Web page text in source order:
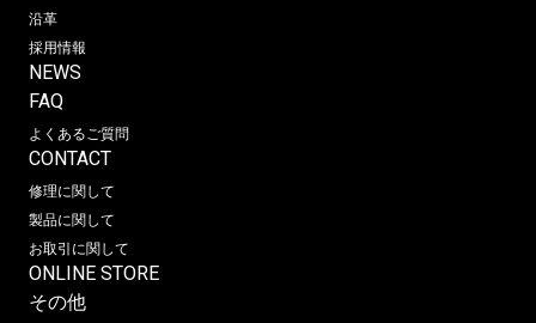
沿革
採用情報
NEWS
FAQ
よくあるご質問
CONTACT
修理に関して
製品に関して
お取引に関して
ONLINE STORE
その他